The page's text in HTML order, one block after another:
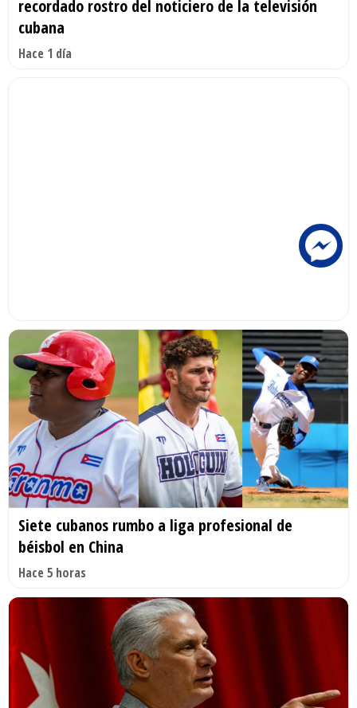
recordado rostro del noticiero de la televisión
cubana
Hace 1 día
Siete cubanos rumbo a liga profesional de
béisbol en China
Hace 5 horas